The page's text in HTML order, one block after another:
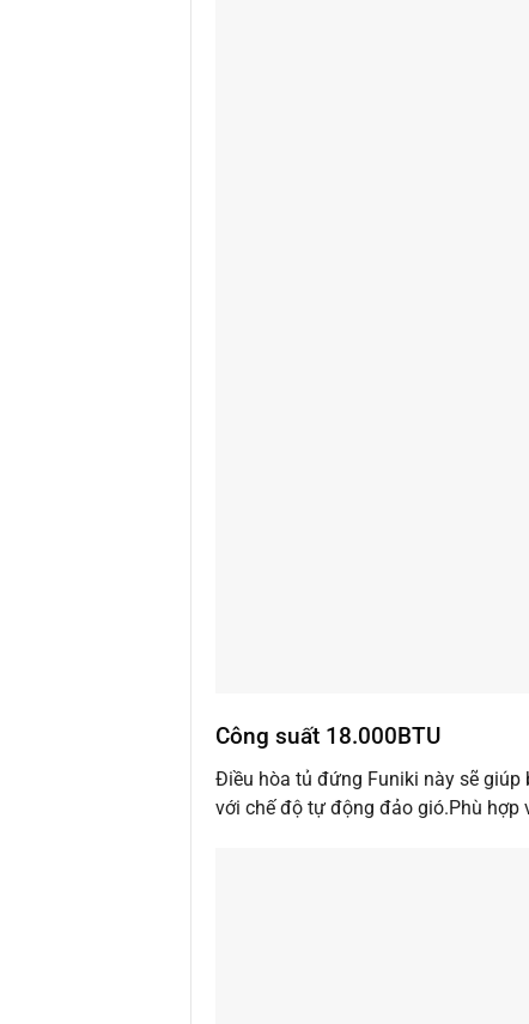
Công suất 18.000BTU
Điều hòa tủ đứng Funiki này sẽ giúp
với chế độ tự động đảo gió.Phù hợp